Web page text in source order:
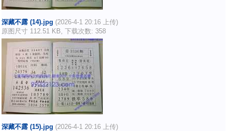
深藏不露 (14).jpg (2026-4-1 20:16 上传)
原图尺寸 112.51 KB, 下载次数: 358
深藏不露 (15).jpg (2026-4-1 20:16 上传)